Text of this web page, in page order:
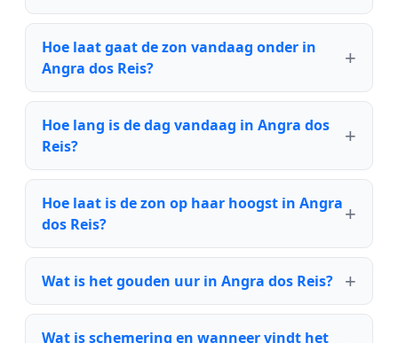
Hoe laat gaat de zon vandaag onder in
Angra dos Reis?
Hoe lang is de dag vandaag in Angra dos
Reis?
Hoe laat is de zon op haar hoogst in Angra
dos Reis?
Wat is het gouden uur in Angra dos Reis?
Wat is schemering en wanneer vindt het